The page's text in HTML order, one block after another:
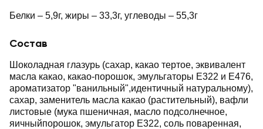
Белки – 5,9г, жиры – 33,3г, углеводы – 55,3г
Состав
Шоколадная глазурь (сахар, какао тертое, эквивалент
масла какао, какао-порошок, эмульгаторы Е322 и Е476,
ароматизатор "ванильный",идентичный натуральному),
сахар, заменитель масла какао (растительный), вафли
листовые (мука пшеничная, масло подсолнечное,
яичныйпорошок, эмульгатор Е322, соль поваренная,